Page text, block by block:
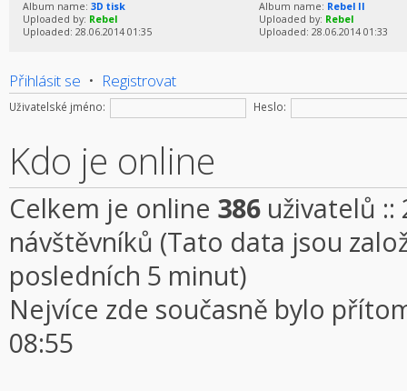
Album name: 3D tisk
Uploaded by: Rebel
Uploaded: 28.06.2014 01:35
Album name: Rebel II
Uploaded by: Rebel
Uploaded: 28.06.2014 01:33
Přihlásit se • Registrovat
Uživatelské jméno: Heslo:
Kdo je online
Celkem je online 386 uživatelů ::
návštěvníků (Tato data jsou
posledních 5 minut)
Nejvíce zde současně bylo
08:55